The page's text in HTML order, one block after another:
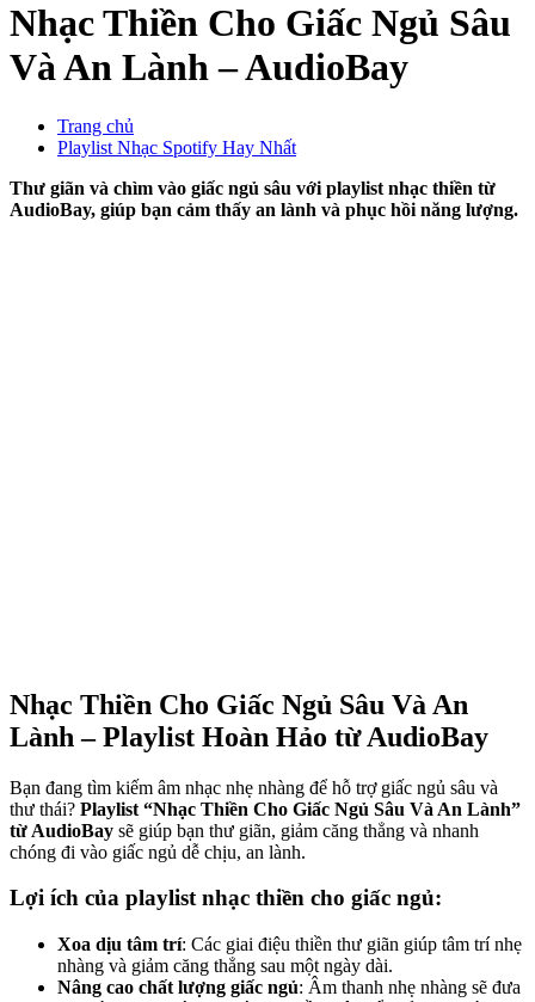
Nhạc Thiền Cho Giấc Ngủ Sâu
Và An Lành – AudioBay
Trang chủ
Playlist Nhạc Spotify Hay Nhất
Thư giãn và chìm vào giấc ngủ sâu với playlist nhạc thiền từ
AudioBay, giúp bạn cảm thấy an lành và phục hồi năng lượng.
Nhạc Thiền Cho Giấc Ngủ Sâu Và An
Lành – Playlist Hoàn Hảo từ AudioBay
Bạn đang tìm kiếm âm nhạc nhẹ nhàng để hỗ trợ giấc ngủ sâu và
thư thái? Playlist “Nhạc Thiền Cho Giấc Ngủ Sâu Và An Lành”
từ AudioBay sẽ giúp bạn thư giãn, giảm căng thẳng và nhanh
chóng đi vào giấc ngủ dễ chịu, an lành.
Lợi ích của playlist nhạc thiền cho giấc ngủ:
Xoa dịu tâm trí: Các giai điệu thiền thư giãn giúp tâm trí nhẹ
nhàng và giảm căng thẳng sau một ngày dài.
Nâng cao chất lượng giấc ngủ: Âm thanh nhẹ nhàng sẽ đưa